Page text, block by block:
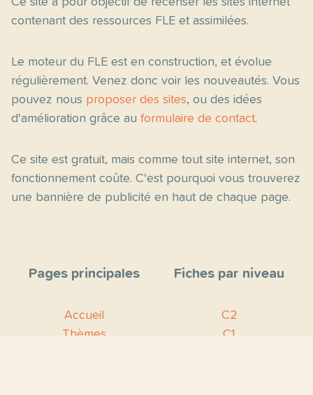
contenant des ressources FLE et assimilées.
Le moteur du FLE est en construction, et évolue
régulièrement. Venez donc voir les nouveautés. Vous
pouvez nous proposer des sites, ou des idées
d'amélioration grâce au formulaire de contact.
Ce site est gratuit, mais comme tout site internet, son
fonctionnement coûte. C'est pourquoi vous trouverez
une bannière de publicité en haut de chaque page.
Pages principales
Accueil
Thèmes
Fiches par niveau
C2
C1